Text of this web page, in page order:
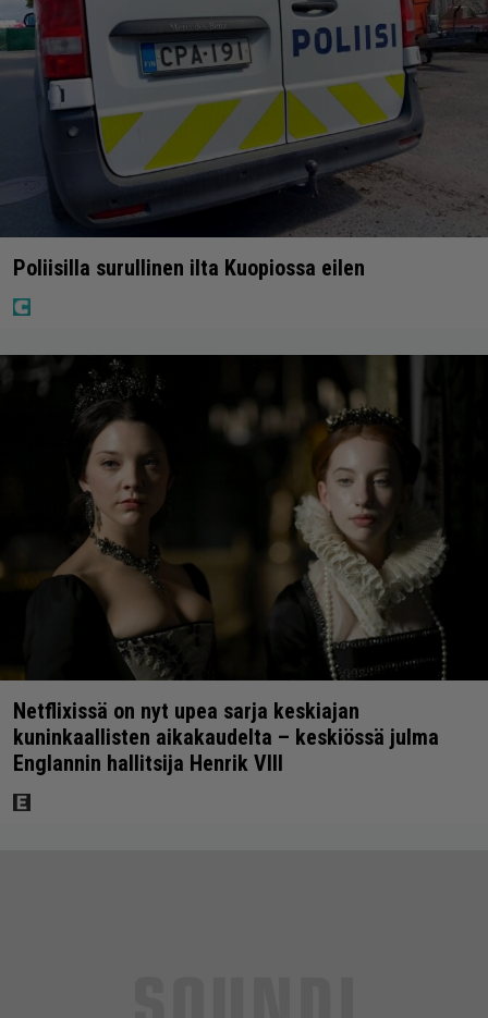
Poliisilla surullinen ilta Kuopiossa eilen
Netflixissä on nyt upea sarja keskiajan
kuninkaallisten aikakaudelta – keskiössä julma
Englannin hallitsija Henrik VIII